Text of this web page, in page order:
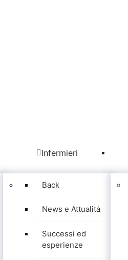
Infermieri
Back
News e Attualità
Successi ed
esperienze